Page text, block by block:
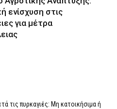
ενίσχυση στις
για μέτρα
τις πυρκαγιές: Μη κατοικήσιμα ή